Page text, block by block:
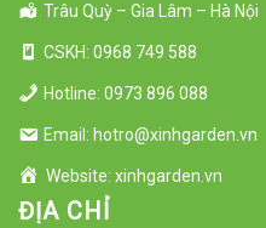
Trâu Quỳ – Gia Lâm – Hà Nội
CSKH: 0968 749 588
Hotline: 0973 896 088
Email: hotro@xinhgarden.vn
Website: xinhgarden.vn
ĐỊA CHỈ